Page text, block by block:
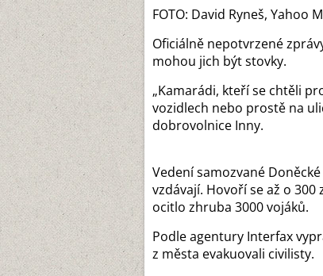
FOTO: David Ryneš, Yahoo
Oficiálně nepotvrzené
mohou jich být stovky.
„Kamarádi, kteří se chtěli
vozidlech nebo prostě na
dobrovolnice Inny.
Vedení samozvané
vzdávají. Hovoří se až o
ocitlo zhruba 3000 vojáků.
Podle agentury Interfax
z města evakuovali civilisty.